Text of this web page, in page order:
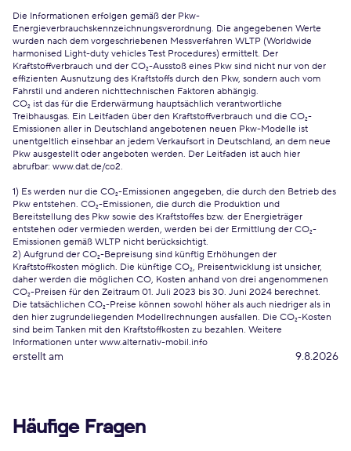
Die Informationen erfolgen gemäß der Pkw-
Energieverbrauchskennzeichnungsverordnung. Die angegebenen Werte
wurden nach dem vorgeschriebenen Messverfahren WLTP (Worldwide
harmonised Light-duty vehicles Test Procedures) ermittelt. Der
Kraftstoffverbrauch und der CO₂-Ausstoß eines Pkw sind nicht nur von der
effizienten Ausnutzung des Kraftstoffs durch den Pkw, sondern auch vom
Fahrstil und anderen nichttechnischen Faktoren abhängig.
CO₂ ist das für die Erderwärmung hauptsächlich verantwortliche
Treibhausgas. Ein Leitfaden über den Kraftstoffverbrauch und die CO₂-
Emissionen aller in Deutschland angebotenen neuen Pkw-Modelle ist
unentgeltlich einsehbar an jedem Verkaufsort in Deutschland, an dem neue
Pkw ausgestellt oder angeboten werden. Der Leitfaden ist auch hier
abrufbar: www.dat.de/co2.
1) Es werden nur die CO₂-Emissionen angegeben, die durch den Betrieb des
Pkw entstehen. CO₂-Emissionen, die durch die Produktion und
Bereitstellung des Pkw sowie des Kraftstoffes bzw. der Energieträger
entstehen oder vermieden werden, werden bei der Ermittlung der CO₂-
Emissionen gemäß WLTP nicht berücksichtigt.
2) Aufgrund der CO₂-Bepreisung sind künftig Erhöhungen der
Kraftstoffkosten möglich. Die künftige CO₂, Preisentwicklung ist unsicher,
daher werden die möglichen CO, Kosten anhand von drei angenommenen
CO₂-Preisen für den Zeitraum 01. Juli 2023 bis 30. Juni 2024 berechnet.
Die tatsächlichen CO₂-Preise können sowohl höher als auch niedriger als in
den hier zugrundeliegenden Modellrechnungen ausfallen. Die CO₂-Kosten
sind beim Tanken mit den Kraftstoffkosten zu bezahlen. Weitere
Informationen unter www.alternativ-mobil.info
erstellt am 9.8.2026
Häufige Fragen